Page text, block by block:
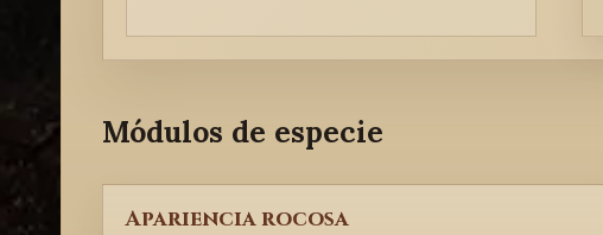
Módulos de especie
Apariencia rocosa